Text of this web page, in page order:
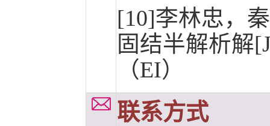
[10]李林忠，
固结半解析解
（EI）
联系方式